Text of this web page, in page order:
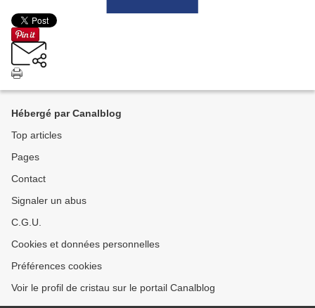
Hébergé par Canalblog
Top articles
Pages
Contact
Signaler un abus
C.G.U.
Cookies et données personnelles
Préférences cookies
Voir le profil de cristau sur le portail Canalblog